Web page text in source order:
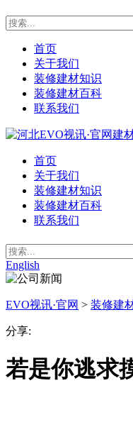
首页
关于我们
装修建材知识
装修建材百科
联系我们
首页
关于我们
装修建材知识
装修建材百科
联系我们
English
EVO视讯·官网 > 装修建
分享:
若是你逃求